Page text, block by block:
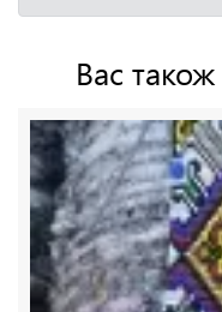
Вас